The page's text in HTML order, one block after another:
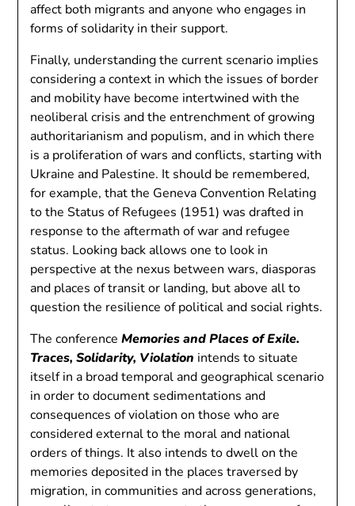
affect both migrants and anyone who engages in
forms of solidarity in their support.
Finally, understanding the current scenario implies
considering a context in which the issues of border
and mobility have become intertwined with the
neoliberal crisis and the entrenchment of growing
authoritarianism and populism, and in which there
is a proliferation of wars and conflicts, starting with
Ukraine and Palestine. It should be remembered,
for example, that the Geneva Convention Relating
to the Status of Refugees (1951) was drafted in
response to the aftermath of war and refugee
status. Looking back allows one to look in
perspective at the nexus between wars, diasporas
and places of transit or landing, but above all to
question the resilience of political and social rights.
The conferenceMemories and Places of Exile.
Traces, Solidarity, Violation intends to situate
itself in a broad temporal and geographical scenario
in order to document sedimentations and
consequences of violation on those who are
considered external to the moral and national
orders of things. It also intends to dwell on the
memories deposited in the places traversed by
migration, in communities and across generations,